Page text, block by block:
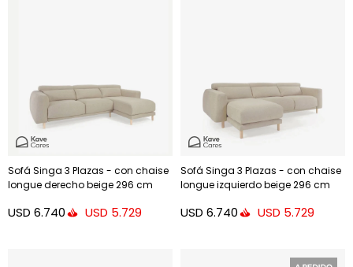
Sofá Singa 3 Plazas - con chaise
longue derecho beige 296 cm
USD 6.740 USD 5.729
Sofá Singa 3 Plazas - con chaise
longue izquierdo beige 296 cm
USD 6.740 USD 5.729